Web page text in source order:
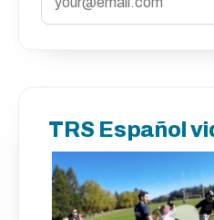
TRS Español